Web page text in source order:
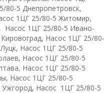
80-5 Днепропетровск,
1ЦГ 25/80-5 Житомир,
Насос 1ЦГ 25/80-5 Ивано-
Кировоград, Насос 1ЦГ 25/80-
Луцк, Насос 1ЦГ 25/80-5
Насос 1ЦГ 25/80-5
Насос 1ЦГ 25/80-5
Насос 1ЦГ 25/80-5
Ужгород, Насос 1ЦГ 25/80-5